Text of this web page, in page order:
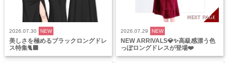
2026.07.30 NEW
美しさを極めるブラックロングドレ
ス特集🐈‍⬛
2026.07.29 NEW
NEW ARRIVALS💎✨高級感漂う色
っぽロングドレスが登場❤️